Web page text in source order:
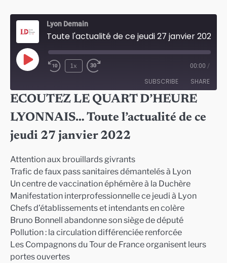
Lyon Demain
Play
1x 00:00 /
SUBSCRIBE SHARE
RSS FEED
SHARE
LINK
ECOUTEZ LE QUART D’HEURE
LYONNAIS… Toute l’actualité de ce
jeudi 27 janvier 2022
Attention aux brouillards givrants
Trafic de faux pass sanitaires démantelés à Lyon
Un centre de vaccination éphémère à la Duchère
Manifestation interprofessionnelle ce jeudi à Lyon
Chefs d’établissements et intendants en colère
Bruno Bonnell abandonne son siège de député
Pollution : la circulation différenciée renforcée
Les Compagnons du Tour de France organisent leurs
portes ouvertes